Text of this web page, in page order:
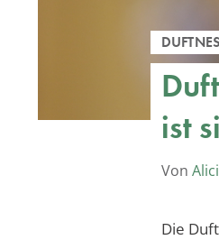
ist
Von
Die